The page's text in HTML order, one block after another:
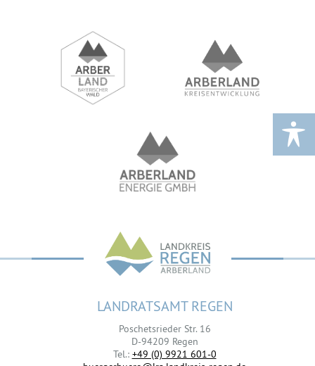
LANDRATSAMT REGEN
Poschetsrieder Str. 16
D-94209 Regen
Tel.: +49 (0) 9921 601-0